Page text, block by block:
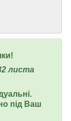
листа
під Ваш